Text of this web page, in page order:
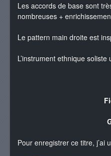
Les accords de base sont
nombreuses +
Le pattern main droite est
L’instrument ethnique
Pour enregistrer ce titre, j’ai